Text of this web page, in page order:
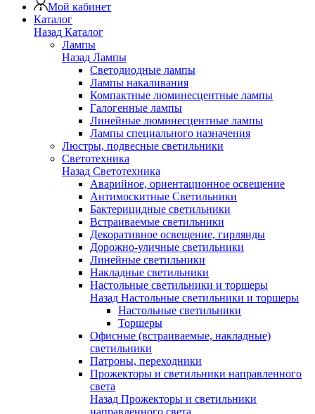
Мой кабинет
Каталог
Назад Каталог
Лампы
Назад Лампы
Светодиодные лампы
Лампы накаливания
Компактные люминесцентные лампы
Галогенные лампы
Линейные люминесцентные лампы
Лампы специального назначения
Люстры, подвесные светильники
Светотехника
Назад Светотехника
Аварийное, ориентационное освещение
Антимоскитные Светильники
Бактерицидные светильники
Встраиваемые светильники
Декоративное освещение, гирлянды
Дорожно-уличные светильники
Линейные светильники
Накладные светильники
Настольные светильники и торшеры
Назад Настольные светильники и торшеры
Настольные светильники
Торшеры
Офисные (встраиваемые, накладные)
светильники
Патроны, переходники
Прожекторы и светильники направленного
света
Назад Прожекторы и светильники
направленного света